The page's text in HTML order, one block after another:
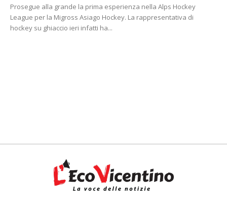
Prosegue alla grande la prima esperienza nella Alps Hockey
League per la Migross Asiago Hockey. La rappresentativa di
hockey su ghiaccio ieri infatti ha...